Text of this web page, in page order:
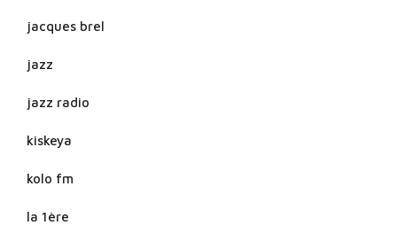
jacques brel
jazz
jazz radio
kiskeya
kolo fm
la 1ère